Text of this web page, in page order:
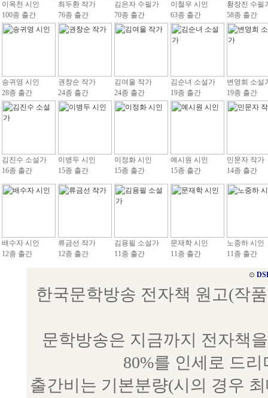
이옥천 시인
100종 출간
최두환 작가
76종 출간
김은자 수필가
70종 출간
이철우 시인
63종 출간
황장진 수필
58종 출간
송귀영 시인
28종 출간
권창순 작가
24종 출간
김여울 작가
24종 출간
김순녀 소설가
19종 출간
변영희 소설
19종 출간
김진수 소설가
16종 출간
이병두 시인
15종 출간
이정화 시인
15종 출간
예시원 시인
15종 출간
민문자 작가
14종 출간
배수자 시인
12종 출간
류금선 작가
12종 출간
김용필 소설가
11종 출간
문재학 시인
11종 출간
노중하 시인
11종 출간
⊙
한국문학방송 전자책 원고(작
문학방송은 지금까지 전자책
80%를 인세로 드
출간비는 기본분량(시의 경우